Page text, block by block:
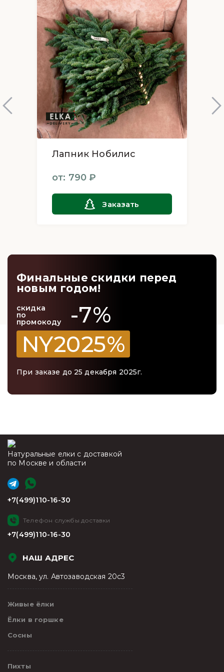
преждевременное осыпание иголок.
Умеренное Удобрение: В случае долгосрочного
использования рекомендуется умеренное
удобрение для поддержания здоровья
растения.
ПРЕИМУЩЕСТВА ПОКУПКИ У НАС
Гарантия Качества: Мы гарантируем
высочайшее качество каждой пихты Фразера,
каждое дерево проходит тщательный контроль.
Удобная Доставка: Предлагаем удобную и
быструю доставку пихты Фразера в Москве с
гарантией сохранности.
цена в ElkaDelivery соответствует высокому
качеству, предлагаем доступные варианты для
любого бюджета.
Пихта Фразера от ElkaDelivery – это не просто
новогодняя елка, это символ праздничного
Закажите свою идеальную новогоднюю елку
уголке вашего дома!
Лапник Нобилис
от: 790 ₽
Заказать
Финальные скидки перед
новым годом!
скидка -7%
по
промокоду
NY2025%
При заказе до 25 декабря 2025г.
Натуральные елки с доставкой
по Москве и области
+7(499)110-16-30
Телефон службы доставки
+7(499)110-16-30
Живые ёлки
Ёлки в горшке
Сосны
Пихты
НАШ АДРЕС
Москва, ул. Автозаводская 20с3